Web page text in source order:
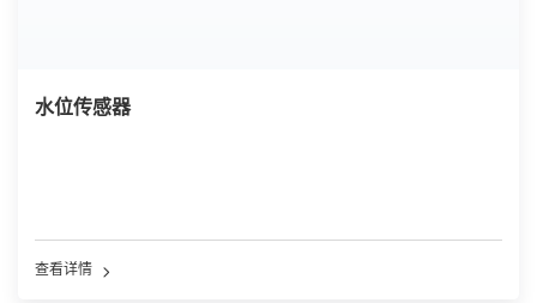
水位传感器
查看详情